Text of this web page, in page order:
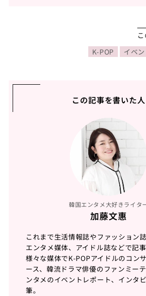
K-POP
イベ
この記事を書いた人
韓国エンタメ大好きライタ
加藤文惠
これまで生活情報誌やファッション誌
エンタメ媒体、アイドル誌などで記
様々な媒体でK-POPアイドルのコン
ース、韓流ドラマ俳優のファンミー
ンタメのイベントレポート、インタ
筆。